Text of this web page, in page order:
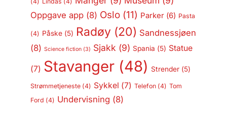
Oppgave app(8) Oslo(11) Parker(6) Pasta
(4) Påske(5) Radøy(20) Sandnessjøen
(8) Science fiction(3) Sjakk (9) Spania (5) Statue
(7) Stavanger(48) Strender(5)
Strømmetjeneste(4) Sykkel (7) Telefon(4) Tom
Ford (4) Undervisning (8)